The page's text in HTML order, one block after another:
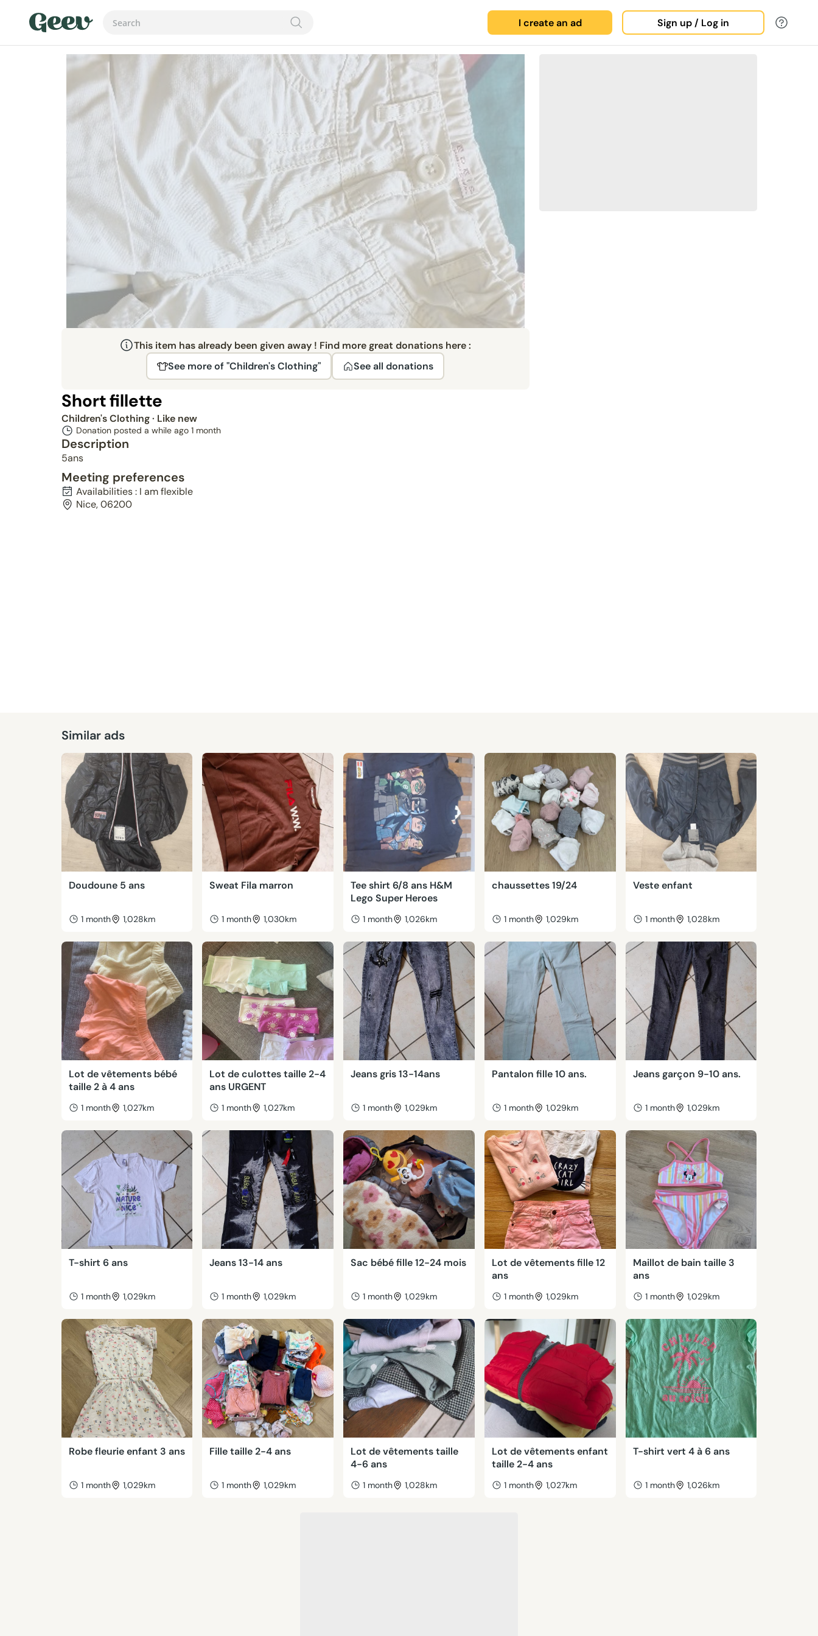
I create an ad Sign up / Log in
This item has already been given away ! Find more great donations here :
See more of "Children's Clothing"
See all donations
Short fillette
Children's Clothing· Like new
Donation posted a while ago 1 month
Description
5ans
Meeting preferences
Availabilities : I am flexible
Nice, 06200
Similar ads
Doudoune 5 ans
1 month 1,028km
Sweat Fila marron
1 month 1,030km
Tee shirt 6/8 ans H&M
Lego Super Heroes
1 month 1,026km
chaussettes 19/24
1 month 1,029km
Veste enfant
1 month 1,028km
Lot de vêtements bébé
taille 2 à 4 ans
1 month 1,027km
Lot de culottes taille 2-4
ans URGENT
1 month 1,027km
Jeans gris 13-14ans
1 month 1,029km
Pantalon fille 10 ans.
1 month 1,029km
Jeans garçon 9-10 ans.
1 month 1,029km
T-shirt 6 ans
1 month 1,029km
Jeans 13-14 ans
1 month 1,029km
Sac bébé fille 12-24 mois
1 month 1,029km
Lot de vêtements fille 12
ans
1 month 1,029km
Maillot de bain taille 3
ans
1 month 1,029km
Robe fleurie enfant 3 ans
1 month 1,029km
Fille taille 2-4 ans
1 month 1,029km
Lot de vêtements taille
4-6 ans
1 month 1,028km
Lot de vêtements enfant
taille 2-4 ans
1 month 1,027km
T-shirt vert 4 à 6 ans
1 month 1,026km